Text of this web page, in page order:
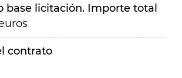
base licitación. Importe total
contrato